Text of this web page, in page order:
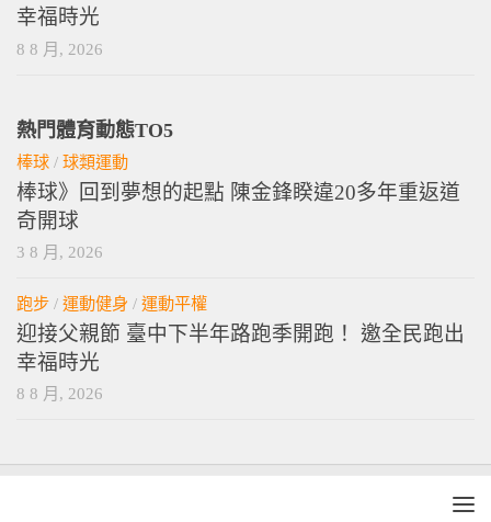
幸福時光
8 8 月, 2026
熱門體育動態TO5
棒球 / 球類運動
棒球》回到夢想的起點 陳金鋒睽違20多年重返道
奇開球
3 8 月, 2026
跑步 / 運動健身 / 運動平權
迎接父親節 臺中下半年路跑季開跑！ 邀全民跑出
幸福時光
8 8 月, 2026